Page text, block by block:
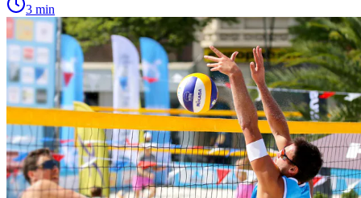
3 min